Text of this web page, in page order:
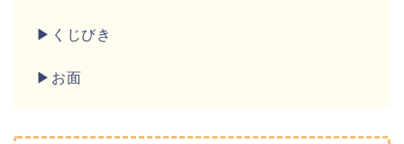
▶くじびき
▶お面